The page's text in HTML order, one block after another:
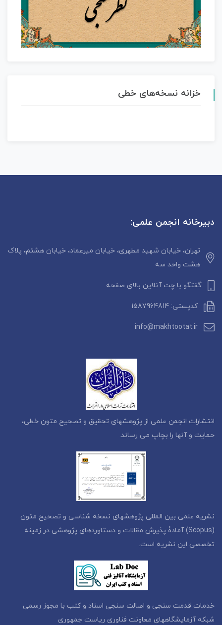
خزانه نسخه‌های خطی
دبیرخانه انجمن علمی:
تهران، خیابان شهید مطهری، خیابان میرعماد، خیابان هشتم، پلاک
هشت واحد سه
گفتگو با چت آنلاین بالای صفحه
کدپستی: 1587964814
info@makhtootat.ir
انتشارات انجمن علمی از پژوهشهای تحقیق و تصحیح متون خطی،
حمایت و آنها را بچاپ می رساند.
نشریه علمی بین المللی پژوهشهای نسخه شناسی و تصحیح متون
(Scopus) آمادۀ پذیرش مقالات و دستاوردهای پژوهشی در زمینه
تخصصی این نشریه است.
خدمات قدمت سنجی و اصالت سنجی اسناد و کتب با مجوز رسمی
شبکه آزمایشگاههای معاونت فناوری ریاست جمهوری